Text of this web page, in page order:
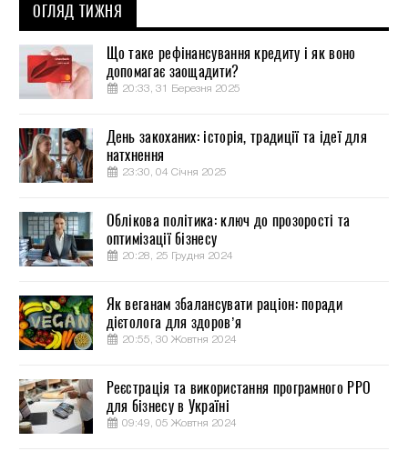
ОГЛЯД ТИЖНЯ
Що таке рефінансування кредиту і як воно
допомагає заощадити?
20:33, 31 Березня 2025
День закоханих: історія, традиції та ідеї для
натхнення
23:30, 04 Січня 2025
Облікова політика: ключ до прозорості та
оптимізації бізнесу
20:28, 25 Грудня 2024
Як веганам збалансувати раціон: поради
дієтолога для здоров’я
20:55, 30 Жовтня 2024
Реєстрація та використання програмного РРО
для бізнесу в Україні
09:49, 05 Жовтня 2024